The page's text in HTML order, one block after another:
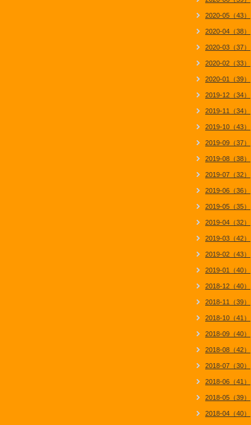
2020-05（43）
2020-04（38）
2020-03（37）
2020-02（33）
2020-01（39）
2019-12（34）
2019-11（34）
2019-10（43）
2019-09（37）
2019-08（38）
2019-07（32）
2019-06（36）
2019-05（35）
2019-04（32）
2019-03（42）
2019-02（43）
2019-01（40）
2018-12（40）
2018-11（39）
2018-10（41）
2018-09（40）
2018-08（42）
2018-07（30）
2018-06（41）
2018-05（39）
2018-04（40）